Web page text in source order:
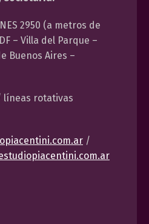
2950 (a metros de
– Villa del Parque –
Buenos Aires –
líneas rotativas
/